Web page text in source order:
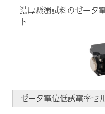
濃厚懸濁試料のゼータ
ト
ゼータ電位低誘電率セ